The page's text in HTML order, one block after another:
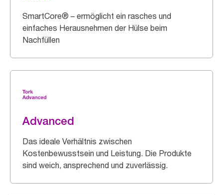
SmartCore® – ermöglicht ein rasches und
einfaches Herausnehmen der Hülse beim
Nachfüllen
Advanced
Das ideale Verhältnis zwischen
Kostenbewusstsein und Leistung. Die Produkte
sind weich, ansprechend und zuverlässig.